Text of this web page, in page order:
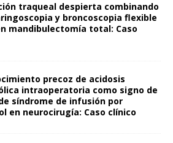
traqueal despierta combinando
y broncoscopia flexible
mandibulectomía total: Caso
precoz de acidosis
intraoperatoria como signo de
síndrome de infusión por
en neurocirugía: Caso clínico